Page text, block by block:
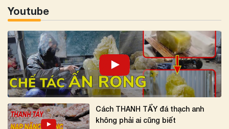
Youtube
Cách THANH TẨY đá thạch anh
không phải ai cũng biết